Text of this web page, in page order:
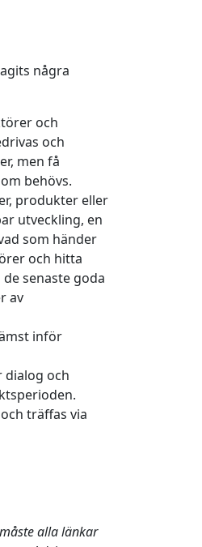
några
och
och
men få
behövs.
produkter eller
utveckling, en
som händer
och hitta
senaste goda
av
inför
dialog och
träffas via
alla länkar